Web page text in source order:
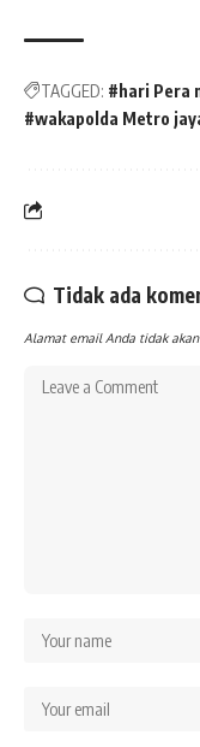
TAGGED: #hari Pera
#wakapolda Metro
Tidak ada
Alamat email Anda tidak